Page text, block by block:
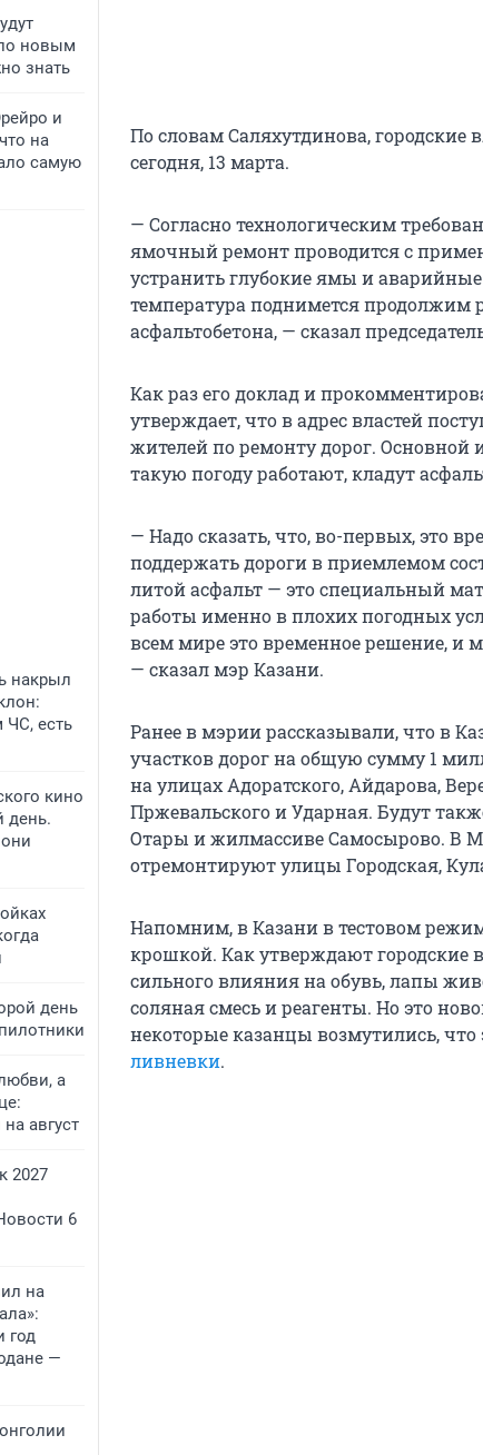
новым
знать
и
на
самую
накрыл
ЧС, есть
кино
день.
день
а
август
2027
6
на
год
—
По словам Саляхутдинова, городские
сегодня, 13 марта.
— Согласно технологическим
ямочный ремонт проводится с
устранить глубокие ямы и
температура поднимется продолжим
асфальтобетона, — сказал
Как раз его доклад и
утверждает, что в адрес властей
жителей по ремонту дорог.
такую погоду работают, кладут
— Надо сказать, что, во-первых, это
поддержать дороги в приемлемом
литой асфальт — это специальный
работы именно в плохих погодных
всем мире это временное решение, и
— сказал мэр Казани.
Ранее в мэрии рассказывали, что в
участков дорог на общую сумму 1
на улицах Адоратского, Айдарова,
Пржевальского и Ударная. Будут
Отары и жилмассиве Самосырово. В
отремонтируют улицы Городская,
Напомним, в Казани в тестовом
крошкой. Как утверждают городские
сильного влияния на обувь, лапы
соляная смесь и реагенты. Но это
некоторые казанцы возмутились, что
ливневки.